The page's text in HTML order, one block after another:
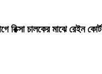
রিক্সা চালকের মাঝে রেইন